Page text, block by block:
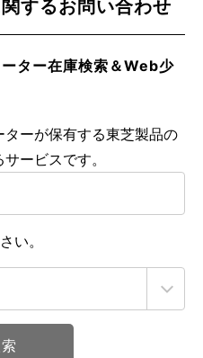
するお問い合わせ
ター在庫検索＆Web少
ーが保有する東芝製品の
ービスです。
い。